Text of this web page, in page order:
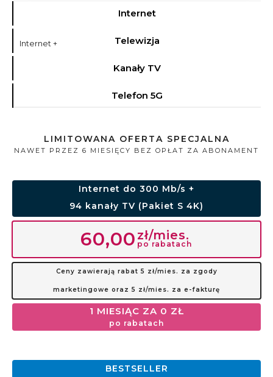
Internet
Internet + Telewizja
Kanały TV
Telefon 5G
LIMITOWANA OFERTA SPECJALNA
NAWET PRZEZ 6 MIESIĘCY BEZ OPŁAT ZA ABONAMENT
Internet do 300 Mb/s +
94 kanały TV (Pakiet S 4K)
60,00 zł/mies.
po rabatach
Ceny zawierają rabat 5 zł/mies. za zgody
marketingowe oraz 5 zł/mies. za e-fakturę
1 MIESIĄC ZA 0 ZŁ
po rabatach
BESTSELLER